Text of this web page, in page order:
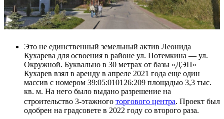
Это не единственный земельный актив Леонида
Кухарева для освоения в районе ул. Потемкина — ул.
Окружной. Буквально в 30 метрах от базы «ДЭП»
Кухарев взял в аренду в апреле 2021 года еще один
массив с номером 39:05:010126:209 площадью 3,3 тыс.
кв. м. На него было выдано разрешение на
строительство 3-этажного торгового центра. Проект был
одобрен на градсовете в 2022 году со второго раза.